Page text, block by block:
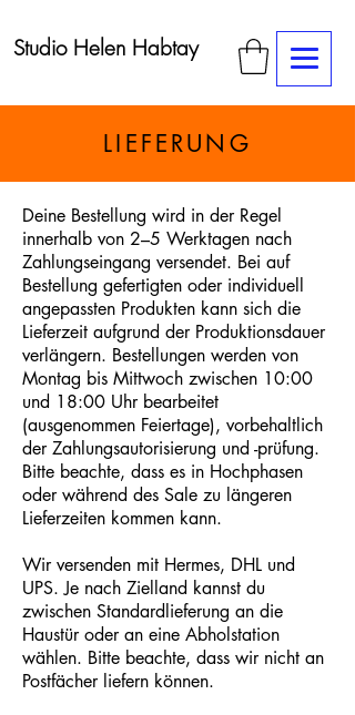
Studio Helen Habtay
LIEFERUNG
Deine Bestellung wird in der Regel
innerhalb von 2–5 Werktagen nach
Zahlungseingang versendet. Bei auf
Bestellung gefertigten oder individuell
angepassten Produkten kann sich die
Lieferzeit aufgrund der Produktionsdauer
verlängern. Bestellungen werden von
Montag bis Mittwoch zwischen 10:00
und 18:00 Uhr bearbeitet
(ausgenommen Feiertage), vorbehaltlich
der Zahlungsautorisierung und -prüfung.
Bitte beachte, dass es in Hochphasen
oder während des Sale zu längeren
Lieferzeiten kommen kann.
Wir versenden mit Hermes, DHL und
UPS. Je nach Zielland kannst du
zwischen Standardlieferung an die
Haustür oder an eine Abholstation
wählen. Bitte beachte, dass wir nicht an
Postfächer liefern können.